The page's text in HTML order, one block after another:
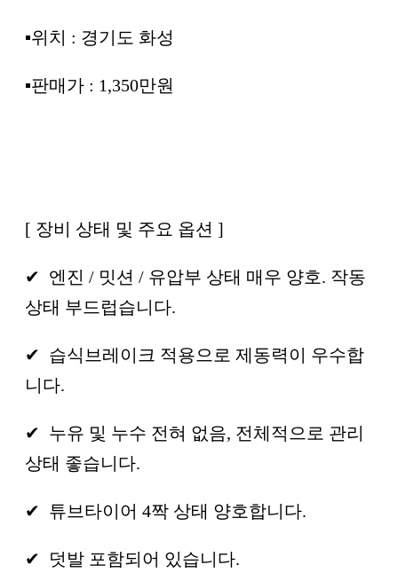
▪︎위치 : 경기도 화성
▪︎판매가 : 1,350만원
[ 장비 상태 및 주요 옵션 ]
✔ 엔진 / 밋션 / 유압부 상태 매우 양호. 작동
상태 부드럽습니다.
✔ 습식브레이크 적용으로 제동력이 우수합
니다.
✔ 누유 및 누수 전혀 없음, 전체적으로 관리
상태 좋습니다.
✔ 튜브타이어 4짝 상태 양호합니다.
✔ 덧발 포함되어 있습니다.